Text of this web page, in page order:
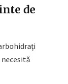
de